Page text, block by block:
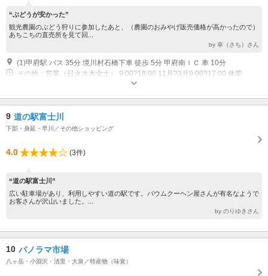
“ぶどうが安かった”
観光農園のぶどう狩りに参加したあと、（農園のおみやげ販売価格が高かったので）
あちこちの直売所を見て回...
by 幸（さち）さん
(1)甲府駅 バス 35分 境川村石橋下車 徒歩 5分 甲府南ＩＣ 車 10分
その他：営業（日火水木金土） 9:00?18:00 11月?3月9:00?17:00 休業
9 道の駅富士川
下部・身延・早川／その他ショッピング
4.0 (3件)
“道の駅富士川”
広い駐車場があり、利用しやすい道の駅です。バウムクーヘン屋さんが有名なようで
お客さんが沢山いました。...
by のりゆきさん
10 パノラマ市場
八ヶ岳・小淵沢・清里・大泉／特産物（味覚）